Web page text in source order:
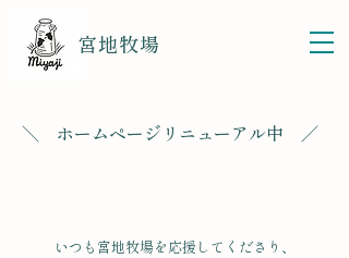
宮地牧場
＼ ホームページリニューアル中 ／
いつも宮地牧場を応援してくださり、